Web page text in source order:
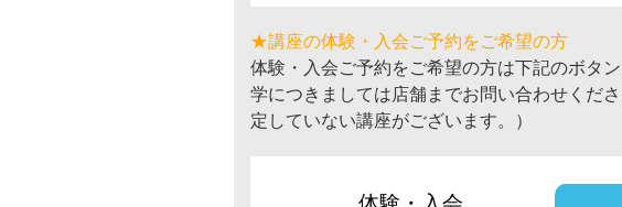
★講座の体験・入会ご予約をご希望の方
体験・入会ご予約をご希望の方は下記のボタ
学につきましては店舗までお問い合わせくだ
定していない講座がございます。）